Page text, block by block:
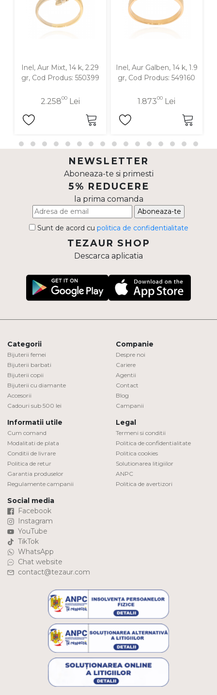
Inel, Aur Mixt, 14 k, 2.29
gr, Cod Produs: 550399
2.25800Lei
Inel, Aur Galben, 14 k, 1.9
gr, Cod Produs: 549160
1.87300 Lei
NEWSLETTER
Aboneaza-te si primesti
5% REDUCERE
la prima comanda
Aboneaza-te
Sunt de acord cu politica de confidentialitate
TEZAUR SHOP
Descarca aplicatia
Categorii
Bijuterii femei
Bijuterii barbati
Bijuterii copii
Bijuterii cu diamante
Accesorii
Cadouri sub 500 lei
Companie
Despre noi
Cariere
Agentii
Contact
Blog
Campanii
Informatii utile
Cum comand
Modalitati de plata
Conditii de livrare
Politica de retur
Garantia produselor
Regulamente campanii
Legal
Termeni si conditii
Politica de confidentialitate
Politica cookies
Solutionarea litigiilor
ANPC
Politica de avertizori
Social media
Facebook
Instagram
YouTube
TikTok
WhatsApp
Chat website
contact@tezaur.com